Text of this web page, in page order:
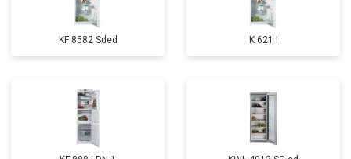
KF 8582 Sded K 621 I